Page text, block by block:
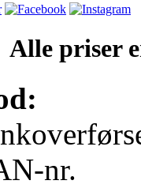
Alle priser
nr.